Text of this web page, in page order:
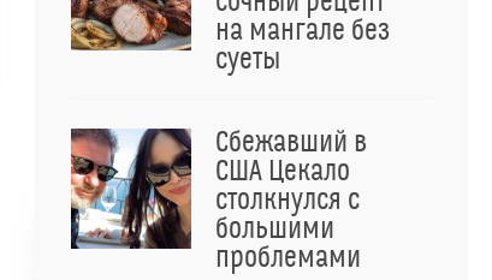
на мангале без
суеты
Сбежавший в
США Цекало
столкнулся с
большими
проблемами